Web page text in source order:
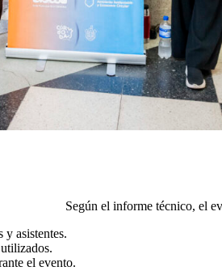
Según el informe técnico, el
y asistentes.
el evento.